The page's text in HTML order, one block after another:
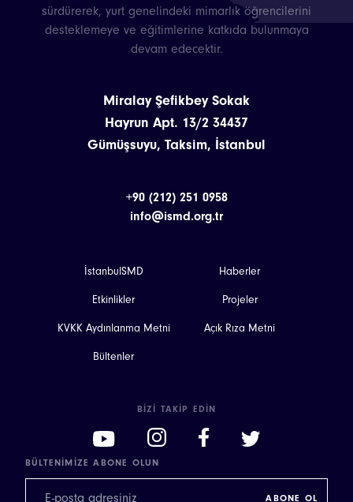
sürdürerek, yurt genelindeki mimarlık öğrencilerini
desteklemeye ve eğitimlerine katkıda bulunmaya
devam edecektir.
Miralay Şefikbey Sokak
Hayrun Apt. 13/2 34437
Gümüşsuyu, Taksim, İstanbul
+90 (212) 251 0958
info@ismd.org.tr
İstanbulSMD Haberler
Etkinlikler Projeler
KVKK Aydınlanma Metni Açık Rıza Metni
Bültenler
BIZI TAKIP EDIN
BÜLTENIMIZE ABONE OLUN